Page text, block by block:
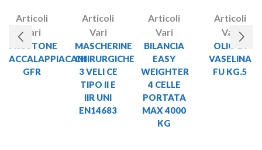
Articoli
Vari
FRUSTONE
ACCALAPPIACANI
GFR
Articoli
Vari
MASCHERINE
CHIRURGICHE
3 VELI CE
TIPO II E
IIR UNI
EN14683
Articoli
Vari
BILANCIA
EASY
WEIGHTER
4 CELLE
PORTATA
MAX 4000
KG
Articoli
Vari
OLIO DI
VASELINA
FU KG.5